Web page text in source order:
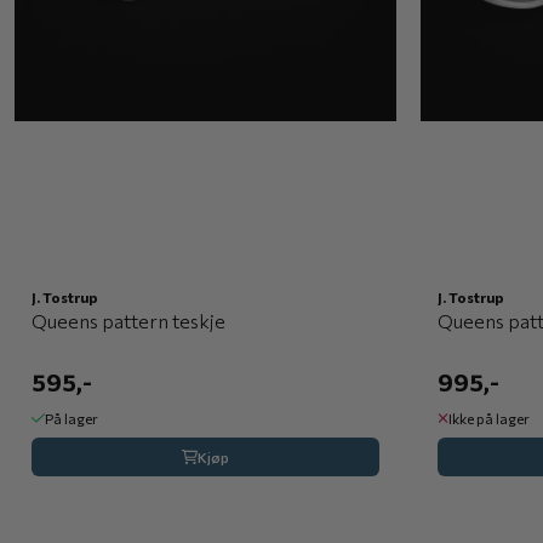
J. Tostrup
Queens pattern teskje
595,-
På lager
Kjøp
J. Tostrup
Queens
995,-
Ikke på lager